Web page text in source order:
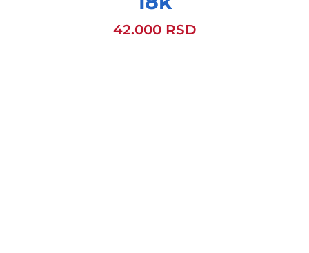
42.000 RSD